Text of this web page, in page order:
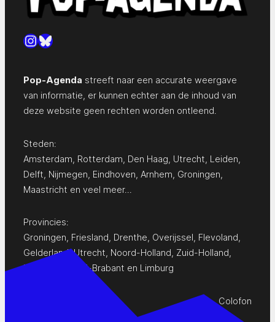
Instagram
Bluesky
Pop-Agenda streeft naar een accurate weergave
van informatie, er kunnen echter aan de inhoud van
deze website geen rechten worden ontleend.
Steden:
Amsterdam Rotterdam Den Haag Utrecht Leiden
Delft Nijmegen Eindhoven Arnhem Groningen
Maastricht en veel meer…
Provincies:
Groningen Friesland Drenthe Overijssel Flevoland
Gelderland,Utrecht Noord-Holland Zuid-Holland
Zeeland
Noord-Brabant en Limburg
Colofon